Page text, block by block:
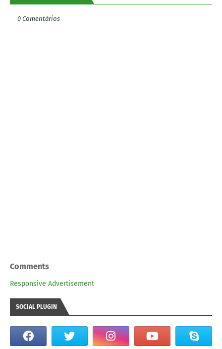
0 Comentários
Comments
Responsive Advertisement
SOCIAL PLUGIN